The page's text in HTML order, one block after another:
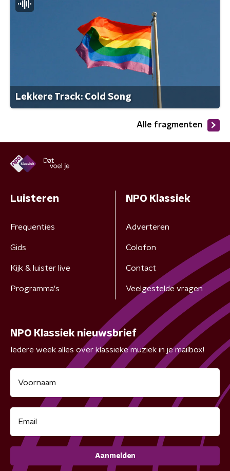
Lekkere Track: Cold Song
Alle fragmenten
Luisteren
Frequenties
Gids
Kijk & luister live
Programma's
NPO Klassiek
Adverteren
Colofon
Contact
Veelgestelde vragen
NPO Klassiek nieuwsbrief
Iedere week alles over klassieke muziek in je mailbox!
Aanmelden